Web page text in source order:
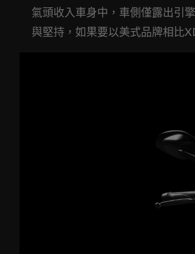
氣頭收入車身中，車側僅露出引
與堅持，如果要以美式品牌相比